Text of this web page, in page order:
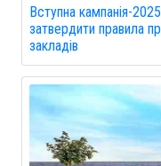
Вступна кампанія-
затвердити правила
закладів